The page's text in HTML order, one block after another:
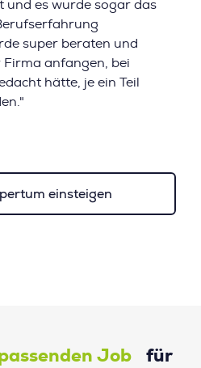
und es wurde sogar das
super beraten und
Firma anfangen, bei
hätte, je ein Teil
einsteigen
Job für